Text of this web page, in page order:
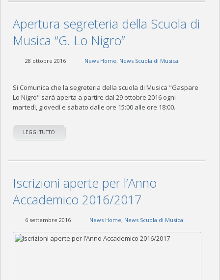
Apertura segreteria della Scuola di
Musica “G. Lo Nigro”
28 ottobre 2016 News Home, News Scuola di Musica
Si Comunica che la segreteria della scuola di Musica "Gaspare
Lo Nigro" sarà aperta a partire dal 29 ottobre 2016 ogni
martedì, giovedì e sabato dalle ore 15:00 alle ore 18:00.
LEGGI TUTTO
Iscrizioni aperte per l’Anno
Accademico 2016/2017
6 settembre 2016 News Home, News Scuola di Musica